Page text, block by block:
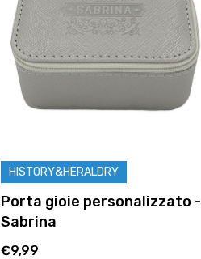
HISTORY&HERALDRY
Porta gioie personalizzato -
Carla
€9,99